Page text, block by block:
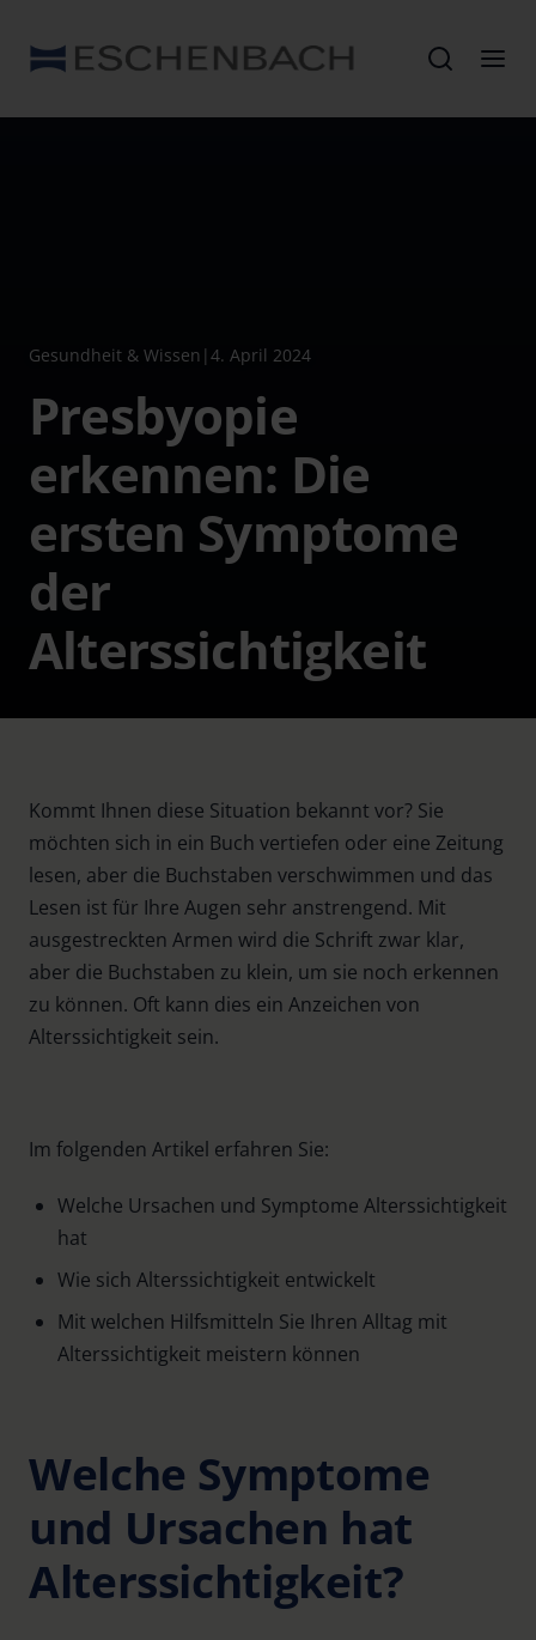
Gesundheit & Wissen | 4. April 2024
Presbyopie
erkennen: Die
ersten Symptome
der
Alterssichtigkeit
Kommt Ihnen diese Situation bekannt vor? Sie
möchten sich in ein Buch vertiefen oder eine Zeitung
lesen, aber die Buchstaben verschwimmen und das
Lesen ist für Ihre Augen sehr anstrengend. Mit
ausgestreckten Armen wird die Schrift zwar klar,
aber die Buchstaben zu klein, um sie noch erkennen
zu können. Oft kann dies ein Anzeichen von
Alterssichtigkeit sein.
Im folgenden Artikel erfahren Sie:
Welche Ursachen und Symptome Alterssichtigkeit
hat
Wie sich Alterssichtigkeit entwickelt
Mit welchen Hilfsmitteln Sie Ihren Alltag mit
Alterssichtigkeit meistern können
Welche Symptome
und Ursachen hat
Alterssichtigkeit?